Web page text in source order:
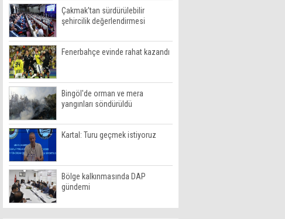
Çakmak'tan sürdürülebilir
şehircilik değerlendirmesi
Fenerbahçe evinde rahat kazandı
Bingöl'de orman ve mera
yangınları söndürüldü
Kartal: Turu geçmek istiyoruz
Bölge kalkınmasında DAP
gündemi